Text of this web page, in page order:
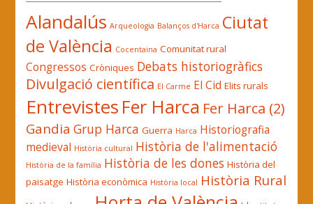
Alandalús Arqueologia Balanços d'Harca Ciutat
de València Cocentaina Comunitat rural
Congressos Cròniques Debats historiogràfics
Divulgació científica El Carme El Cid Elits rurals
Entrevistes Fer Harca Fer Harca (2)
Gandia Grup Harca Guerra Harca Historiografia
medieval Història cultural Història de l'alimentació
Història de la família Història de les dones Història del
paisatge Història econòmica Història local Història Rural